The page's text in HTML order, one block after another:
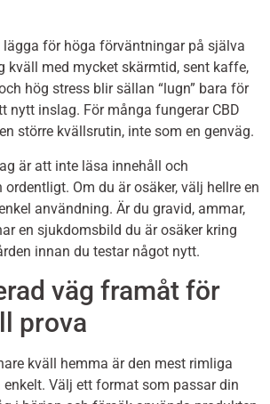
för höga förväntningar på själva
kväll med mycket skärmtid, sent kaffe,
hög stress blir sällan “lugn” bara för
nytt inslag. För många fungerar CBD
större kvällsrutin, inte som en genväg.
är att inte läsa innehåll och
Om du är osäker, välj hellre en
användning. Är du gravid, ammar,
en sjukdomsbild du är osäker kring
innan du testar något nytt.
väg framåt för
prova
kväll hemma är den mest rimliga
Välj ett format som passar din